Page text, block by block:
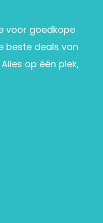
voor goedkope
beste deals van
op één plek,